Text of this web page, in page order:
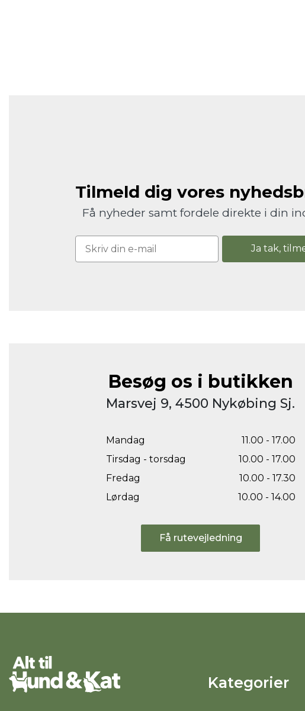
Tilmeld dig vores
Få nyheder samt fordele direkte i din
Ja tak,
Besøg os i butikken
Marsvej 9, 4500 Nykøbing Sj.
Mandag
11.00 - 17.00
Tirsdag - torsdag
10.00 - 17.00
Fredag
10.00 - 17.30
Lørdag
10.00 - 14.00
Få rutevejledning
Kategorier